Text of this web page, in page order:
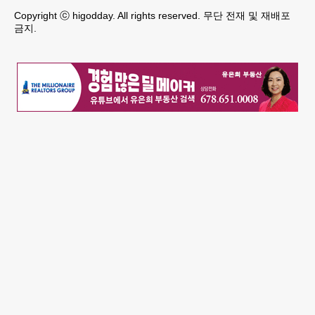
Copyright ⓒ higodday. All rights reserved. 무단 전재 및 재배포
금지.